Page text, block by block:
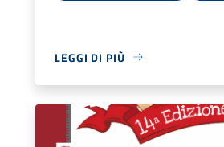
LEGGI DI PIÙ